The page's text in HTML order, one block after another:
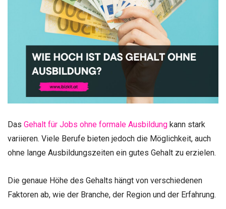
Das Gehalt für Jobs ohne formale Ausbildung kann stark
variieren. Viele Berufe bieten jedoch die Möglichkeit, auch
ohne lange Ausbildungszeiten ein gutes Gehalt zu erzielen.
Die genaue Höhe des Gehalts hängt von verschiedenen
Faktoren ab, wie der Branche, der Region und der Erfahrung.